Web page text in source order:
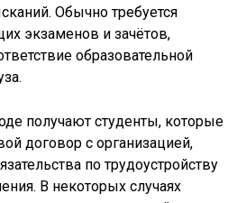
Обычно требуется
экзаменов и зачётов,
образовательной
получают студенты, которые
договор с организацией,
по трудоустройству
В некоторых случаях